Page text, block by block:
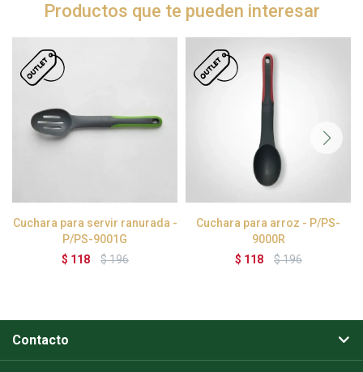
Productos que te pueden interesar
Cuchara para servir ranurada -
P/PS-9001G
$ 118 $196
Cuchara para arroz - P/PS-
9000R
$ 118 $196
Contacto